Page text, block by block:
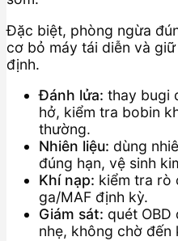
Đặc biệt, phòng ngừa
cơ bỏ máy tái diễn và
định.
Đánh lửa: thay bugi
hở, kiểm tra bobin
thường.
Nhiên liệu: dùng
đúng hạn, vệ sinh
Khí nạp: kiểm tra rò
ga/MAF định kỳ.
Giám sát: quét OBD
nhẹ, không chờ đến